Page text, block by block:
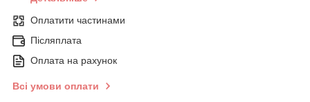
Оплатити частинами
Післяплата
Оплата на рахунок
Всі умови оплати